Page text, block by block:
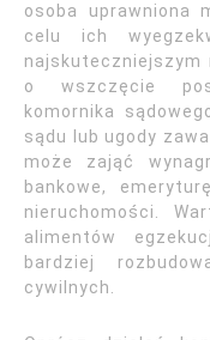
osoba uprawniona
celu ich
najskuteczniejszym
o wszczęcie
komornika
sądu lub ugody
może zająć
bankowe,
nieruchomości.
alimentów
bardziej
cywilnych.